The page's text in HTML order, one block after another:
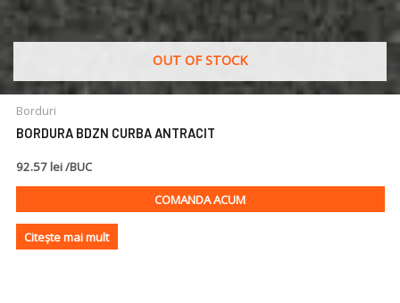
OUT OF STOCK
Borduri
BORDURA BDZN CURBA ANTRACIT
92.57 lei /BUC
COMANDA ACUM
Citește mai mult